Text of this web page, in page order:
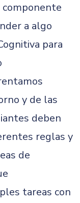
a algo
para
y de las
deben
reglas y
de
tareas con